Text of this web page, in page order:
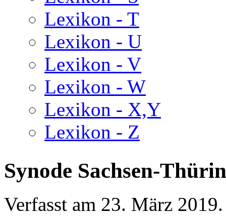
Lexikon - T
Lexikon - U
Lexikon - V
Lexikon - W
Lexikon - X,Y
Lexikon - Z
Synode Sachsen-
Verfasst am 23. März 2019.